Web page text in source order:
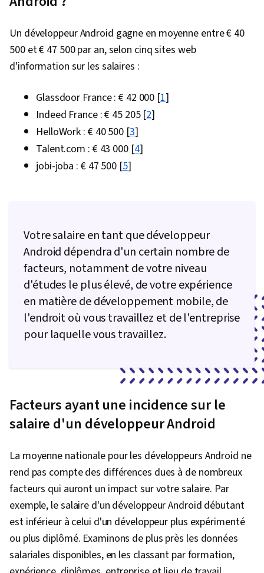
développement mobile, Environnement de
développement, Outils de construction,
Développement piloté par les tests (TDD),
Algorithmes, Communication technique,
Communication, Informatique théorique,
Informatique, Pensée informatique,
Pseudocode, Théorie des graphes,
Visualisation des logiciels, Modèles de
données, Stratégie UI/UX, Architecture de
l'information, Gestion des fichiers, Commandes
Linux, Interface de ligne de commande, Linux,
Outils de développement de logiciels,
Développement de logiciels, Unix, Version du
logiciel, Logiciel de collaboration,
Développement Web, Conception orientée
de données relationnelles, Bases de données,
programmation d'applications (API), Gestion
des bases de données, Applications Web,
base de données, Développement de bases de
données
Un développeur Android gagne en moyenne entre € 40
500 et € 47 500 par an, selon cinq sites web
d'information sur les salaires :
Glassdoor France : € 42 000 [1]
Indeed France : € 45 205 [2]
HelloWork : € 40 500 [3]
Talent.com : € 43 000 [4]
jobi-joba : € 47 500 [5]
Votre salaire en tant que développeur
Android dépendra d'un certain nombre de
facteurs, notamment de votre niveau
d'études le plus élevé, de votre expérience
en matière de développement mobile, de
l'endroit où vous travaillez et de l'entreprise
pour laquelle vous travaillez.
Facteurs ayant une incidence sur le
salaire d'un développeur Android
La moyenne nationale pour les développeurs Android ne
rend pas compte des différences dues à de nombreux
facteurs qui auront un impact sur votre salaire. Par
exemple, le salaire d'un développeur Android débutant
est inférieur à celui d'un développeur plus expérimenté
ou plus diplômé. Examinons de plus près les données
salariales disponibles, en les classant par formation,